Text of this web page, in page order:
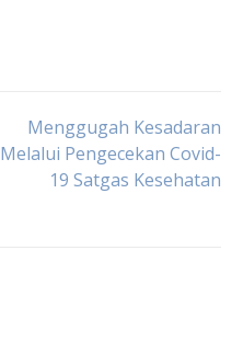
Menggugah Kesadaran
Melalui Pengecekan Covid-
19 Satgas Kesehatan